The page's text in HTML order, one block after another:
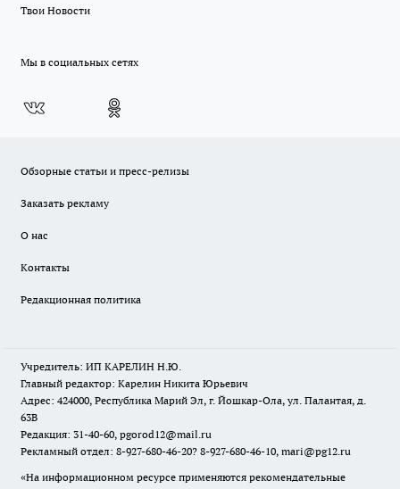
Твои Новости
Мы в социальных сетях
Обзорные статьи и пресс-релизы
Заказать рекламу
О нас
Контакты
Редакционная политика
Учредитель: ИП КАРЕЛИН Н.Ю.
Главный редактор: Карелин Никита Юрьевич
Адрес: 424000, Республика Марий Эл, г. Йошкар-Ола, ул. Палантая, д.
63В
Редакция: 31-40-60, pgorod12@mail.ru
Рекламный отдел: 8-927-680-46-20? 8-927-680-46-10, mari@pg12.ru
«На информационном ресурсе применяются рекомендательные